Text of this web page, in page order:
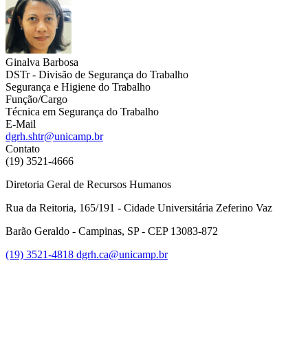
Ginalva Barbosa
DSTr - Divisão de Segurança do Trabalho
Segurança e Higiene do Trabalho
Função/Cargo
Técnica em Segurança do Trabalho
E-Mail
dgrh.shtr@unicamp.br
Contato
(19) 3521-4666
Diretoria Geral de Recursos Humanos
Rua da Reitoria, 165/191 - Cidade Universitária Zeferino Vaz
Barão Geraldo - Campinas, SP - CEP 13083-872
(19) 3521-4818 dgrh.ca@unicamp.br